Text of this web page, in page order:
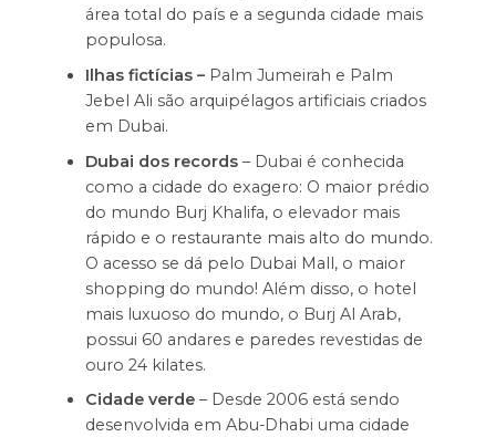
área total do país e a segunda cidade mais
populosa.
Ilhas fictícias –Palm Jumeirah e Palm
Jebel Ali são arquipélagos artificiais criados
em Dubai.
Dubai dos records– Dubai é conhecida
como a cidade do exagero: O maior prédio
do mundo Burj Khalifa, o elevador mais
rápido e o restaurante mais alto do mundo.
O acesso se dá pelo Dubai Mall, o maior
shopping do mundo! Além disso, o hotel
mais luxuoso do mundo, o Burj Al Arab,
possui 60 andares e paredes revestidas de
ouro 24 kilates.
Cidade verde – Desde 2006 está sendo
desenvolvida em Abu-Dhabi uma cidade